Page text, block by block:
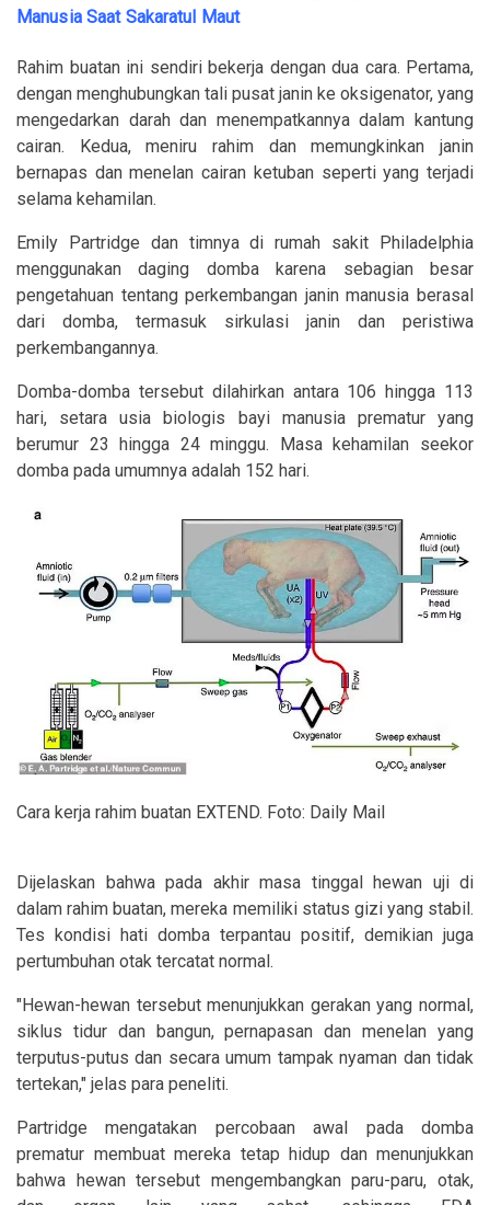
Manusia Saat Sakaratul Maut
Rahim buatan ini sendiri bekerja dengan dua cara. Pertama,
dengan menghubungkan tali pusat janin ke oksigenator, yang
mengedarkan darah dan menempatkannya dalam kantung
cairan. Kedua, meniru rahim dan memungkinkan janin
bernapas dan menelan cairan ketuban seperti yang terjadi
selama kehamilan.
Emily Partridge dan timnya di rumah sakit Philadelphia
menggunakan daging domba karena sebagian besar
pengetahuan tentang perkembangan janin manusia berasal
dari domba, termasuk sirkulasi janin dan peristiwa
perkembangannya.
Domba-domba tersebut dilahirkan antara 106 hingga 113
hari, setara usia biologis bayi manusia prematur yang
berumur 23 hingga 24 minggu. Masa kehamilan seekor
domba pada umumnya adalah 152 hari.
Cara kerja rahim buatan EXTEND. Foto: Daily Mail
Dijelaskan bahwa pada akhir masa tinggal hewan uji di
dalam rahim buatan, mereka memiliki status gizi yang stabil.
Tes kondisi hati domba terpantau positif, demikian juga
pertumbuhan otak tercatat normal.
"Hewan-hewan tersebut menunjukkan gerakan yang normal,
siklus tidur dan bangun, pernapasan dan menelan yang
terputus-putus dan secara umum tampak nyaman dan tidak
tertekan," jelas para peneliti.
Partridge mengatakan percobaan awal pada domba
prematur membuat mereka tetap hidup dan menunjukkan
bahwa hewan tersebut mengembangkan paru-paru, otak,